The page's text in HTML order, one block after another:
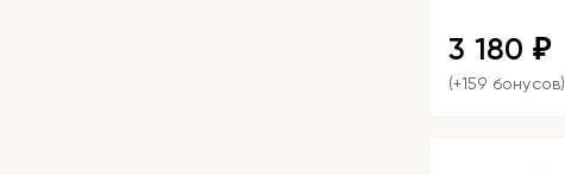
3 180 ₽
(+159 бонусов)